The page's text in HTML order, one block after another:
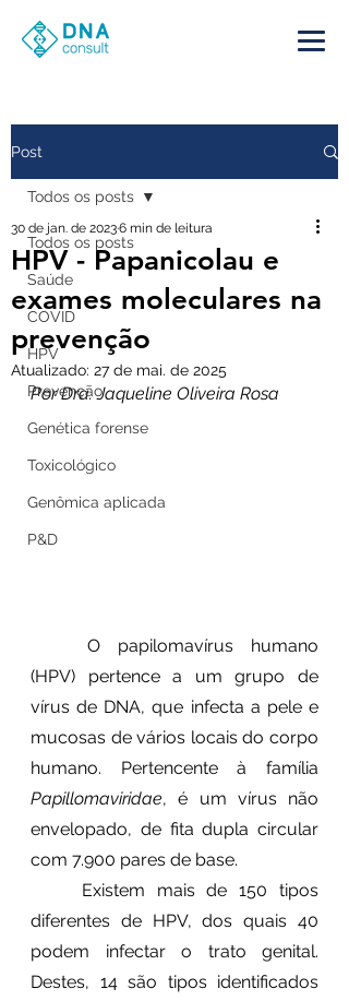
Post
Todos os posts
Saúde
COVID
HPV
Prevenção
Genética forense
Toxicológico
Genômica aplicada
P&D
Todos os posts
HPV - Papanicolau e
exames moleculares na
prevenção
30 de jan. de 20236 min de leitura
Atualizado: 27 de mai. de 2025
Por Dra. Jaqueline Oliveira Rosa
(HPV) pertence a um grupo de
vírus de DNA, que infecta a pele e
mucosas de vários locais do corpo
Papillomaviridae, é um vírus não
envelopado, de fita dupla circular
com 7.900 pares de base.
diferentes de HPV, dos quais 40
podem infectar o trato genital.
Destes, 14 são tipos identificados